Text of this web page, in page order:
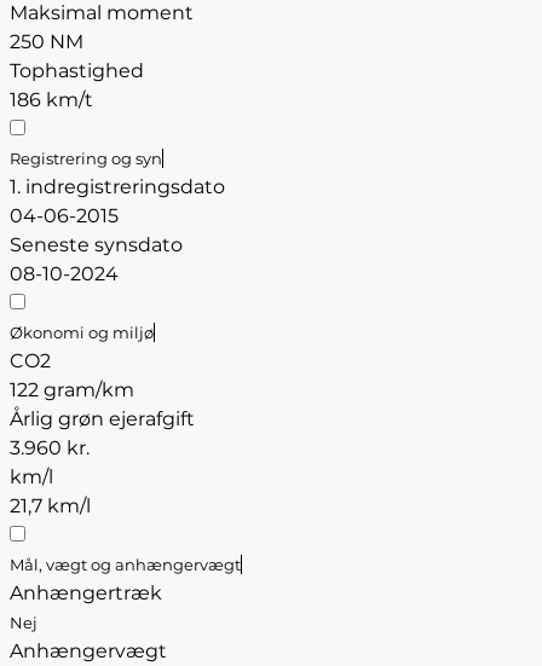
Maksimal moment
250 NM
Tophastighed
186 km/t
Registrering og syn
1. indregistreringsdato
04-06-2015
Seneste synsdato
08-10-2024
Økonomi og miljø
CO2
122 gram/km
Årlig grøn ejerafgift
3.960 kr.
km/l
21,7 km/l
Mål, vægt og anhængervægt
Anhængertræk
Nej
Anhængervægt